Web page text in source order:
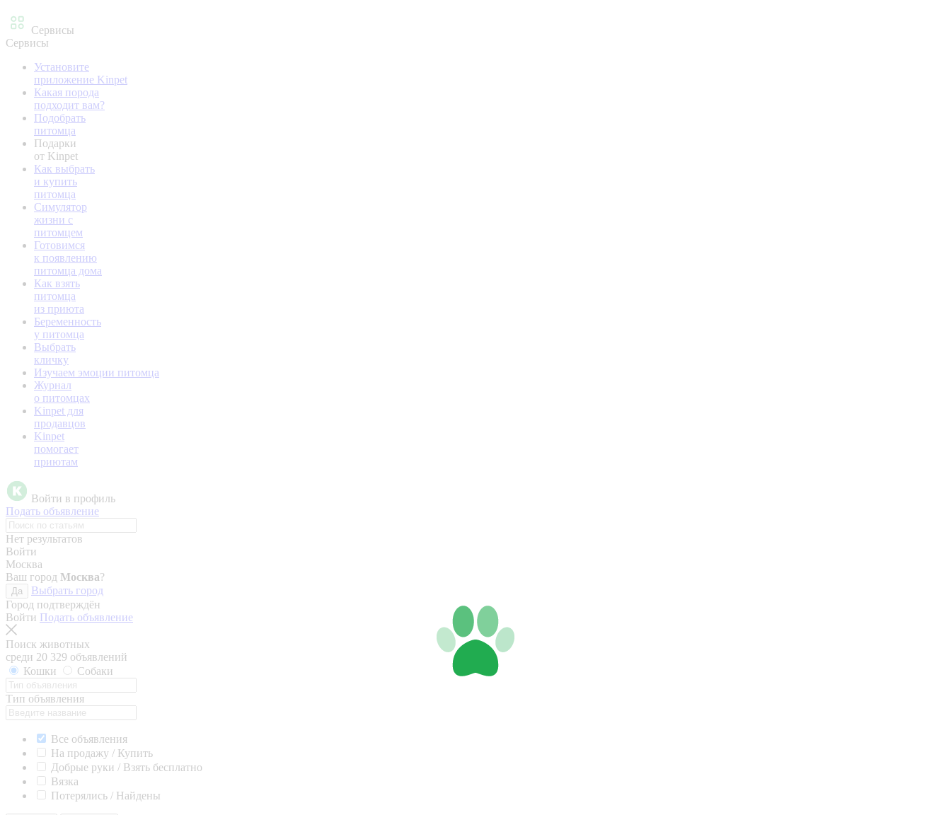
Сервисы
Сервисы
Установите
приложение Kinpet
Какая порода
подходит вам?
Подобрать
питомца
Подарки
от Kinpet
Как выбрать
и купить
питомца
Симулятор
жизни с
питомцем
Готовимся
к появлению
питомца дома
Как взять
питомца
из приюта
Беременность
у питомца
Выбрать
кличку
Изучаем эмоции питомца
Журнал
о питомцах
Kinpet для
продавцов
Kinpet
помогает
приютам
Войти в профиль
Подать объявление
Нет результатов
Войти
Москва
Ваш город Москва?
Да
Выбрать город
Город подтверждён
Войти Подать объявление
Поиск животных
среди 20 329 объявлений
Кошки
Собаки
Тип объявления
Все объявления
На продажу / Купить
Добрые руки / Взять бесплатно
Вязка
Потерялись / Найдены